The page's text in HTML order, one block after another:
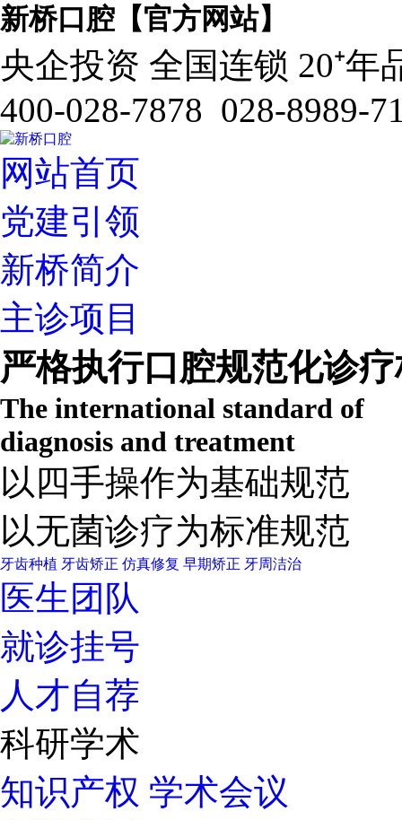
新桥口腔【官方网站】
央企投资 全国连锁 20⁺年
400-028-7878 028-8989-
网站首页
党建引领
新桥简介
主诊项目
严格执行口腔规范化诊
The international standard of
diagnosis and treatment
以四手操作为基础规范
以无菌诊疗为标准规范
牙齿种植 牙齿矫正 仿真修复 早期矫正 牙周洁治
医生团队
就诊挂号
人才自荐
科研学术
知识产权 学术会议